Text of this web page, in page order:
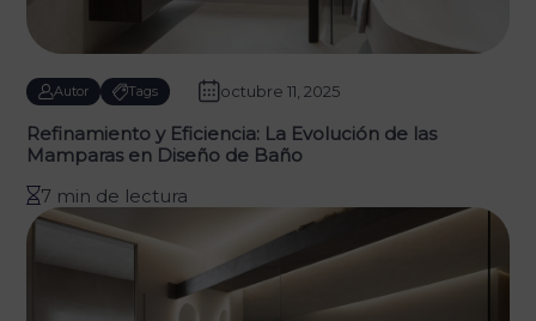
Autor Tags octubre 11, 2025
Refinamiento y Eficiencia: La Evolución de las
Mamparas en Diseño de Baño
7 min de lectura